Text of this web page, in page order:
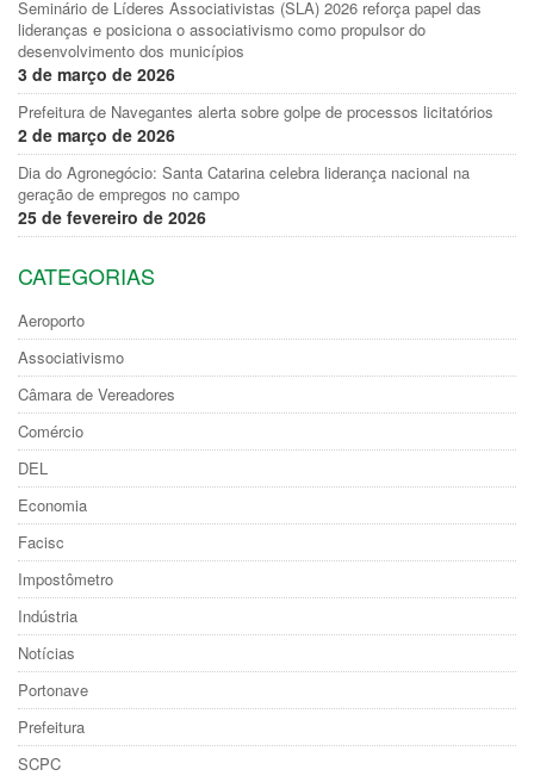
Seminário de Líderes Associativistas (SLA) 2026 reforça papel das
lideranças e posiciona o associativismo como propulsor do
desenvolvimento dos municípios
3 de março de 2026
Prefeitura de Navegantes alerta sobre golpe de processos licitatórios
2 de março de 2026
Dia do Agronegócio: Santa Catarina celebra liderança nacional na
geração de empregos no campo
25 de fevereiro de 2026
CATEGORIAS
Aeroporto
Associativismo
Câmara de Vereadores
Comércio
DEL
Economia
Facisc
Impostômetro
Indústria
Notícias
Portonave
Prefeitura
SCPC